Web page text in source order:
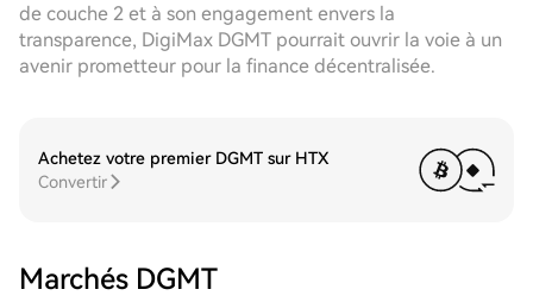
de couche 2 et à son engagement envers la
transparence, DigiMax DGMT pourrait ouvrir la voie à un
avenir prometteur pour la finance décentralisée.
Achetez votre premier DGMT sur HTX
Convertir
Marchés DGMT